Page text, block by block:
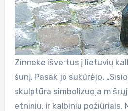
Zinneke išvertus į lietuvių
šunį. Pasak jo sukūrėjo,
skulptūra simbolizuoja
etniniu, ir kalbiniu požiūriais.